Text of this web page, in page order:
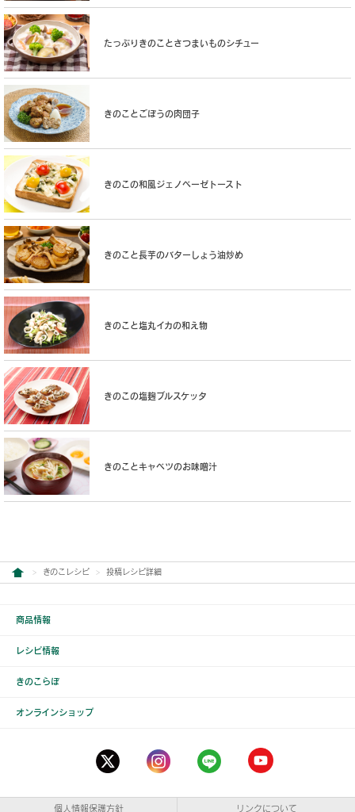
たっぷりきのことさつまいものシチュー
きのことごぼうの肉団子
きのこの和風ジェノベーゼトースト
きのこと長芋のバターしょう油炒め
きのこと塩丸イカの和え物
きのこの塩麹ブルスケッタ
きのことキャベツのお味噌汁
きのこレシピ 投稿レシピ詳細
商品情報
レシピ情報
きのこらぼ
オンラインショップ
個人情報保護方針 リンクについて